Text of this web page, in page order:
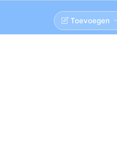
Toevoegen